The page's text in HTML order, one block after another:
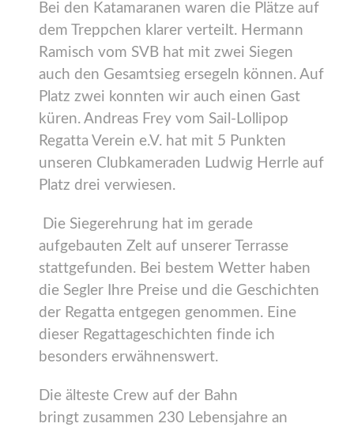
Bei den Katamaranen waren die Plätze auf
dem Treppchen klarer verteilt. Hermann
Ramisch vom SVB hat mit zwei Siegen
auch den Gesamtsieg ersegeln können. Auf
Platz zwei konnten wir auch einen Gast
küren. Andreas Frey vom Sail-Lollipop
Regatta Verein e.V. hat mit 5 Punkten
unseren Clubkameraden Ludwig Herrle auf
Platz drei verwiesen.
Die Siegerehrung hat im gerade
aufgebauten Zelt auf unserer Terrasse
stattgefunden. Bei bestem Wetter haben
die Segler Ihre Preise und die Geschichten
der Regatta entgegen genommen. Eine
dieser Regattageschichten finde ich
besonders erwähnenswert.
Die älteste Crew auf der Bahn
bringt zusammen 230 Lebensjahre an